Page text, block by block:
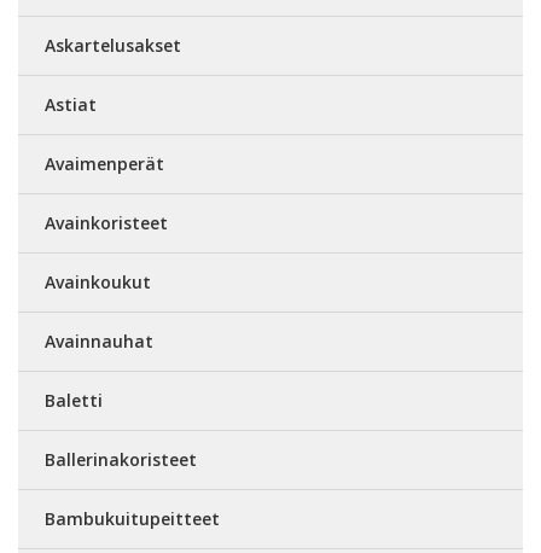
Askartelusakset
Astiat
Avaimenperät
Avainkoristeet
Avainkoukut
Avainnauhat
Baletti
Ballerinakoristeet
Bambukuitupeitteet